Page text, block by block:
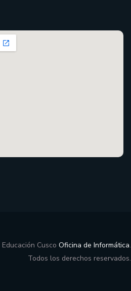
Cusco Oficina de Informática.
Todos los derechos reservados.